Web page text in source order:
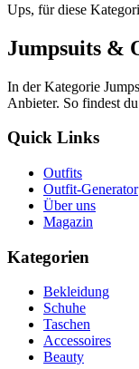
Ups, für diese
Jumpsuits &
In der Kategorie
Anbieter. So findest
Quick Links
Outfits
Outfit-Generator
Über uns
Magazin
Kategorien
Bekleidung
Schuhe
Taschen
Accessoires
Beauty